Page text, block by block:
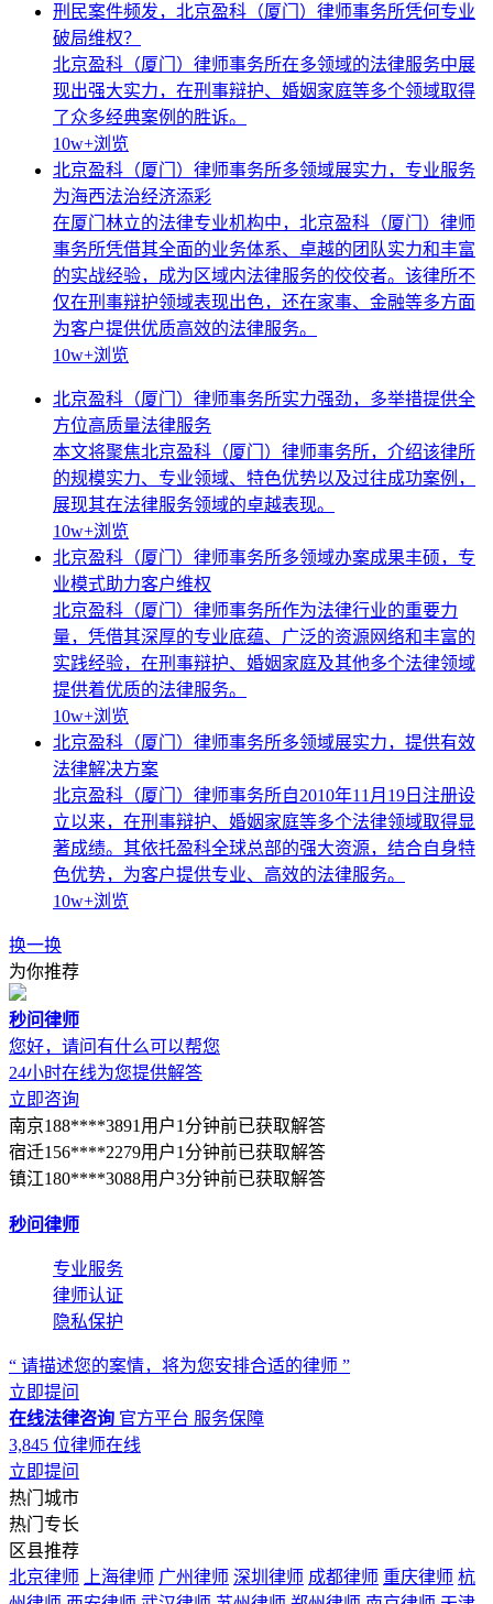
刑民案件频发，北京盈科（厦门）律师事务所凭何专业
破局维权？
北京盈科（厦门）律师事务所在多领域的法律服务中展
现出强大实力，在刑事辩护、婚姻家庭等多个领域取得
了众多经典案例的胜诉。
10w+浏览
北京盈科（厦门）律师事务所多领域展实力，专业服务
为海西法治经济添彩
在厦门林立的法律专业机构中，北京盈科（厦门）律师
事务所凭借其全面的业务体系、卓越的团队实力和丰富
的实战经验，成为区域内法律服务的佼佼者。该律所不
仅在刑事辩护领域表现出色，还在家事、金融等多方面
为客户提供优质高效的法律服务。
10w+浏览
北京盈科（厦门）律师事务所实力强劲，多举措提供全
方位高质量法律服务
本文将聚焦北京盈科（厦门）律师事务所，介绍该律所
的规模实力、专业领域、特色优势以及过往成功案例，
展现其在法律服务领域的卓越表现。
10w+浏览
北京盈科（厦门）律师事务所多领域办案成果丰硕，专
业模式助力客户维权
北京盈科（厦门）律师事务所作为法律行业的重要力
量，凭借其深厚的专业底蕴、广泛的资源网络和丰富的
实践经验，在刑事辩护、婚姻家庭及其他多个法律领域
提供着优质的法律服务。
10w+浏览
北京盈科（厦门）律师事务所多领域展实力，提供有效
法律解决方案
北京盈科（厦门）律师事务所自2010年11月19日注册设
立以来，在刑事辩护、婚姻家庭等多个法律领域取得显
著成绩。其依托盈科全球总部的强大资源，结合自身特
色优势，为客户提供专业、高效的法律服务。
10w+浏览
换一换
为你推荐
秒问律师
您好，请问有什么可以帮您
24小时在线为您提供解答
立即咨询
南京188****3891用户1分钟前已获取解答
宿迁156****2279用户1分钟前已获取解答
镇江180****3088用户3分钟前已获取解答
秒问律师
专业服务
律师认证
隐私保护
“ 请描述您的案情，将为您安排合适的律师 ”
立即提问
在线法律咨询 官方平台 服务保障
3,845 位律师在线
立即提问
热门城市
热门专长
区县推荐
北京律师
上海律师 广州律师 深圳律师 成都律师 重庆律师 杭